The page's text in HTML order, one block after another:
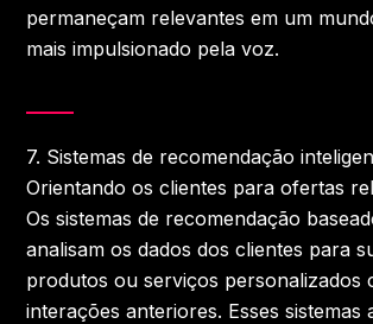
permaneçam relevantes em um
mais impulsionado pela voz.
7. Sistemas de recomendação
Orientando os clientes para ofertas
Os sistemas de recomendação
analisam os dados dos clientes para
produtos ou serviços personalizados
interações anteriores. Esses sistemas